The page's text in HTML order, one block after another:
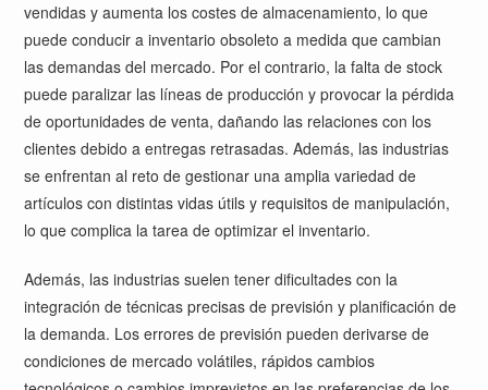
vendidas y aumenta los costes de almacenamiento, lo que
puede conducir a inventario obsoleto a medida que cambian
las demandas del mercado. Por el contrario, la falta de stock
puede paralizar las líneas de producción y provocar la pérdida
de oportunidades de venta, dañando las relaciones con los
clientes debido a entregas retrasadas. Además, las industrias
se enfrentan al reto de gestionar una amplia variedad de
artículos con distintas vidas útils y requisitos de manipulación,
lo que complica la tarea de optimizar el inventario.
Además, las industrias suelen tener dificultades con la
integración de técnicas precisas de previsión y planificación de
la demanda. Los errores de previsión pueden derivarse de
condiciones de mercado volátiles, rápidos cambios